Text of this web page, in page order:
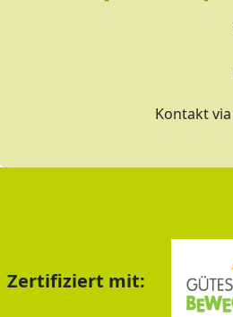
Kontakt
Zertifiziert mit: